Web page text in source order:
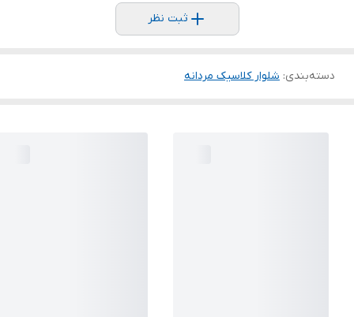
ثبت نظر
دسته‌بندی: شلوار کلاسیک مردانه